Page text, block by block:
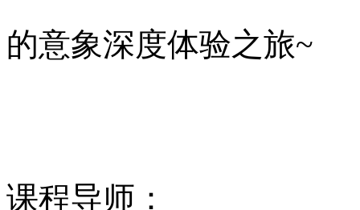
的意象深度体验之旅~
课程导师：